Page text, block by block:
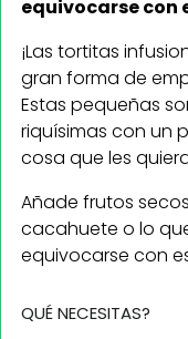
equivocarse con
¡Las tortitas
gran forma de
Estas pequeñas
riquísimas con un
cosa que les
Añade frutos
cacahuete o lo
equivocarse con
QUÉ NECESITAS?